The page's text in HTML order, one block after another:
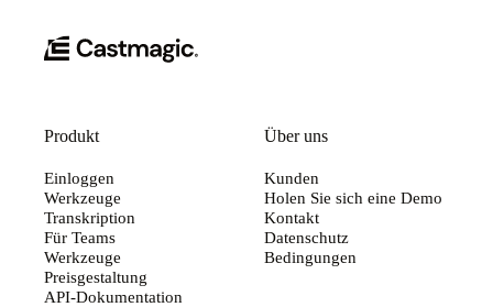
Produkt
Einloggen
Werkzeuge
Transkription
Für Teams
Werkzeuge
Preisgestaltung
API-Dokumentation
Über uns
Kunden
Holen Sie sich eine Demo
Kontakt
Datenschutz
Bedingungen